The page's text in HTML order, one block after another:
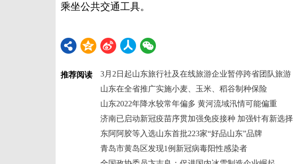
乘坐公共交通工具。
推荐阅读
3月2日起山东旅行社及在线旅游企业暂停跨省团队旅游
山东在全省推广实施小麦、玉米、稻谷制种保险
山东2022年降水较常年偏多 黄河流域汛情可能偏重
济南已启动新冠疫苗序贯加强免疫接种 加强针有新选择
东阿阿胶等入选山东首批223家“好品山东”品牌
青岛市黄岛区发现1例新冠病毒阳性感染者